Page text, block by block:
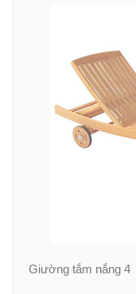
Giường tắm nắng 4